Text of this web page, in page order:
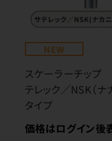
NEW
スケーラーチッ
テレック／NSK（ナ
タイプ
価格はログイン後